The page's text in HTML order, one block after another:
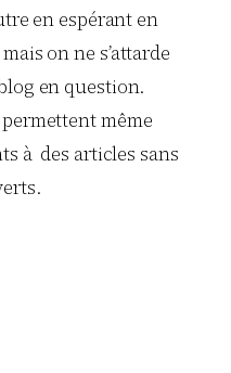
en espérant en
on ne s’attarde
en question.
même
à des articles sans